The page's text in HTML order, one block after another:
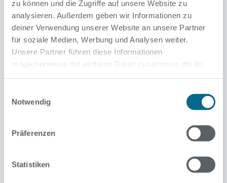
zu können und die Zugriffe auf unsere Website zu
analysieren. Außerdem geben wir Informationen zu
deiner Verwendung unserer Website an unsere Partner
für soziale Medien, Werbung und Analysen weiter.
Unsere Partner führen diese Informationen
möglicherweise mit weiteren Daten zusammen, die du
Notwendig
Präferenzen
Statistiken
Sanierung im kommenden Jahr
Die Fassadensanierung und Erneuerung der
Arbeiten in der Schwimmhalle laufen noch.